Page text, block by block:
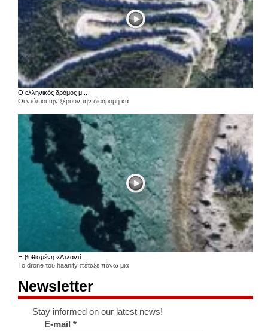
Ο ελληνικός δρόμος μ...
Οι ντόπιοι την ξέρουν την διαδρομή κα
Η βυθισμένη «Ατλαντί...
Το drone του haanity πέταξε πάνω μια
Newsletter
Stay informed on our latest news!
E-mail*